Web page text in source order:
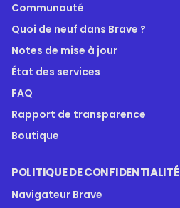
Communauté
Quoi de neuf dans Brave ?
Notes de mise à jour
État des services
FAQ
Rapport de transparence
Boutique
POLITIQUE DE CONFIDENTIALITÉ
Navigateur Brave